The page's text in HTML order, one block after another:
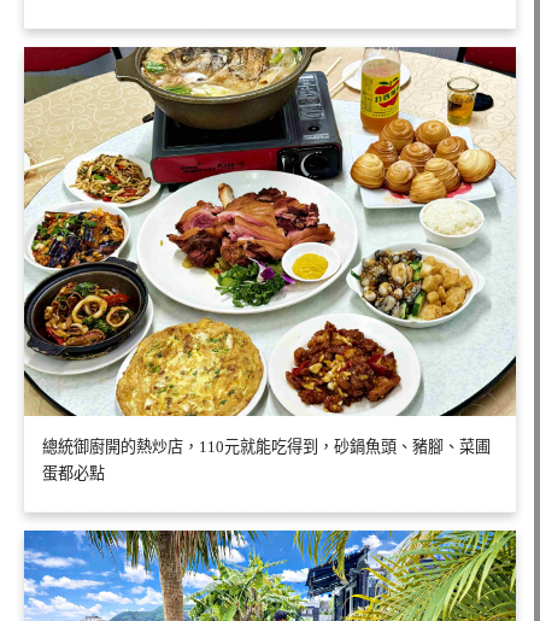
總統御廚開的熱炒店，110元就能吃得到，砂鍋魚頭、豬腳、菜圃
蛋都必點